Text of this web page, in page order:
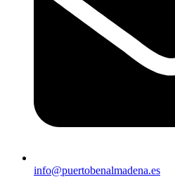
info@puertobenalmadena.es